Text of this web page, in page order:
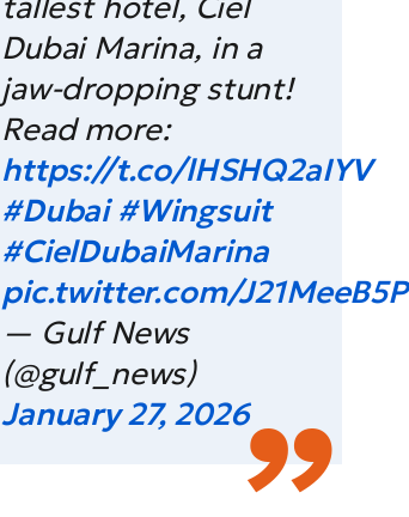
Dubai Marina, in a
jaw-dropping stunt!
Read more:
https://t.co/lHSHQ2aIYV
#Dubai #Wingsuit
#CielDubaiMarina
pic.twitter.com/
— Gulf News
(@gulf_news)
January 27, 2026